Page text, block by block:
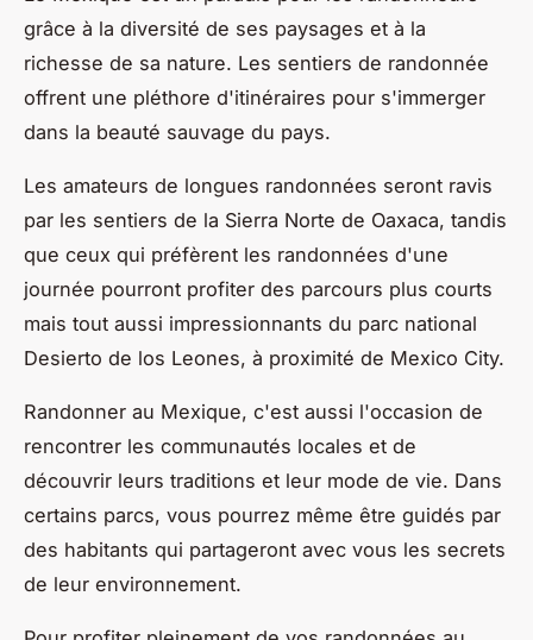
grâce à la diversité de ses paysages et à la
richesse de sa nature. Les sentiers de randonnée
offrent une pléthore d'itinéraires pour s'immerger
dans la beauté sauvage du pays.
Les amateurs de longues randonnées seront ravis
par les sentiers de la Sierra Norte de Oaxaca, tandis
que ceux qui préfèrent les randonnées d'une
journée pourront profiter des parcours plus courts
mais tout aussi impressionnants du parc national
Desierto de los Leones, à proximité de Mexico City.
Randonner au Mexique, c'est aussi l'occasion de
rencontrer les communautés locales et de
découvrir leurs traditions et leur mode de vie. Dans
certains parcs, vous pourrez même être guidés par
des habitants qui partageront avec vous les secrets
de leur environnement.